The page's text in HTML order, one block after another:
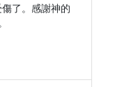
了。感謝神的